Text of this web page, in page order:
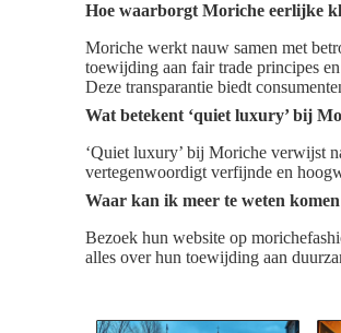
Hoe waarborgt Moriche eerlijke
Moriche werkt nauw samen met
toewijding aan fair trade principes
Deze transparantie biedt
Wat betekent ‘quiet luxury’ bij
‘Quiet luxury’ bij Moriche verwijst
vertegenwoordigt verfijnde en
Waar kan ik meer te weten
Bezoek hun website op
alles over hun toewijding aan